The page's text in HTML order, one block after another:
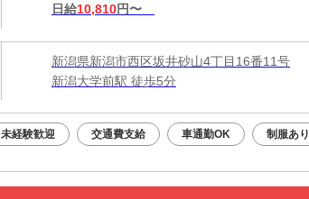
日給10,810円〜
新潟県新潟市西区坂井砂山4丁目16番11号
新潟大学前駅 徒歩5分
未経験歓迎 交通費支給 車通勤OK 制服あり